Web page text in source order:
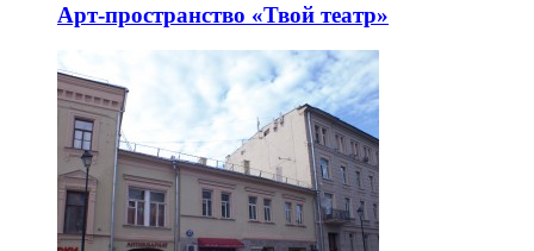
Арт-пространство «Твой театр»